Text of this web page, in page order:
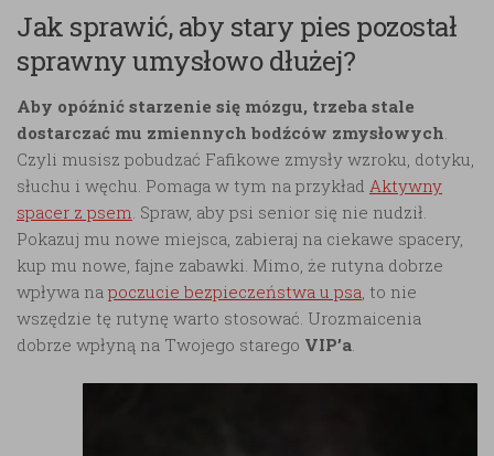
Jak sprawić, aby stary pies pozostał
sprawny umysłowo dłużej?
Aby opóźnić starzenie się mózgu, trzeba stale
dostarczać mu zmiennych bodźców zmysłowych.
Czyli musisz pobudzać Fafikowe zmysły wzroku, dotyku,
słuchu i węchu. Pomaga w tym na przykład Aktywny
spacer z psem. Spraw, aby psi senior się nie nudził.
Pokazuj mu nowe miejsca, zabieraj na ciekawe spacery,
kup mu nowe, fajne zabawki. Mimo, że rutyna dobrze
wpływa na poczucie bezpieczeństwa u psa, to nie
wszędzie tę rutynę warto stosować. Urozmaicenia
dobrze wpłyną na Twojego starego VIP’a.